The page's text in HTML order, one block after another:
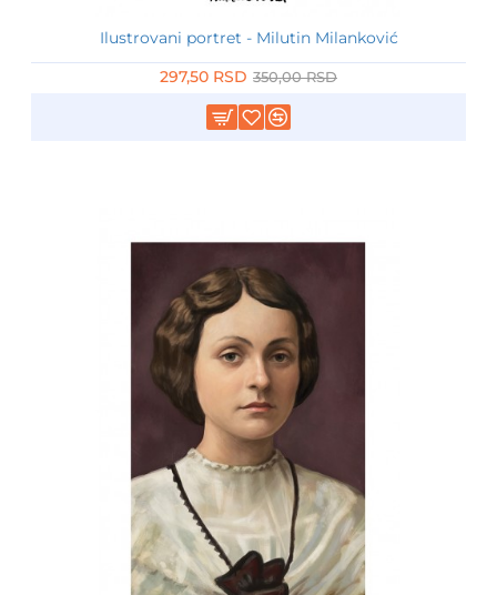
Ilustrovani portret - Milutin Milanković
297,50 RSD 350,00 RSD